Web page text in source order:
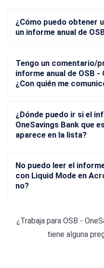
¿Cómo puedo obtener
un informe anual de
Tengo un comentario/
informe anual de OSB -
¿Con quién me
¿Dónde puedo ir si el
OneSavings Bank que
aparece en la lista?
No puedo leer el
con Liquid Mode en
no?
¿Trabaja para OSB -
tiene alguna